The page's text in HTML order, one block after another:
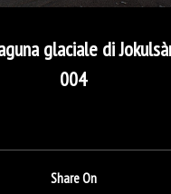
glaciale di
004
Share On